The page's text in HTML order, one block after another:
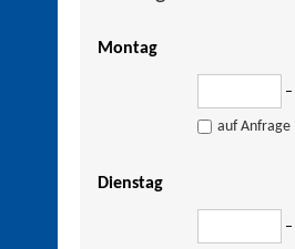
Montag
–
auf Anfrage
Dienstag
–